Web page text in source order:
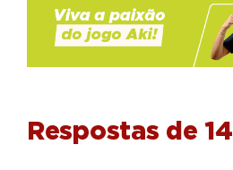
Respostas de 14